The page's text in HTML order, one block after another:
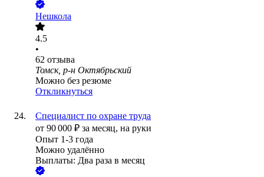
Нешкола
4.5
•
62 отзыва
Томск, р-н Октябрьский
Можно без резюме
Откликнуться
Специалист по охране труда
от 90 000 ₽ за месяц, на руки
Опыт 1-3 года
Можно удалённо
Выплаты: Два раза в месяц